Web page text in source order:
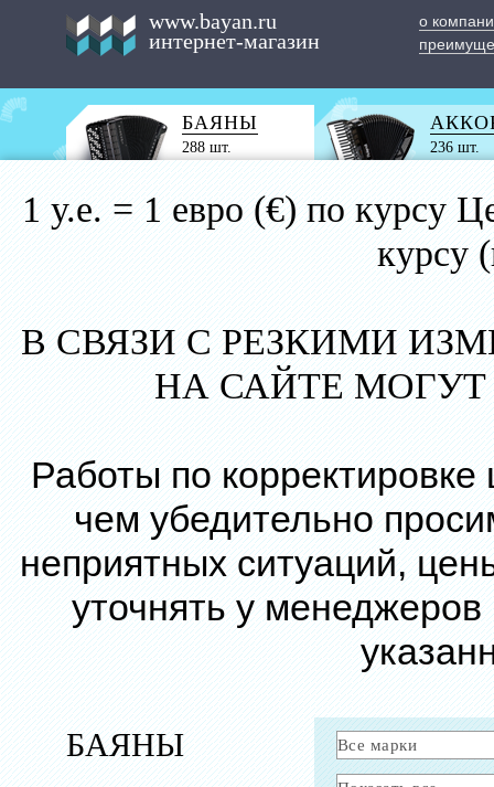
www.bayan.ru
интернет-магазин
о
БАЯНЫ
288 шт. 236 шт.
1 у.е. = 1 евро (€) по курсу
курсу
В СВЯЗИ С РЕЗКИМИ
НА САЙТЕ
Работы по
чем убедительно
неприятных ситуаций,
уточнять у
БАЯНЫ